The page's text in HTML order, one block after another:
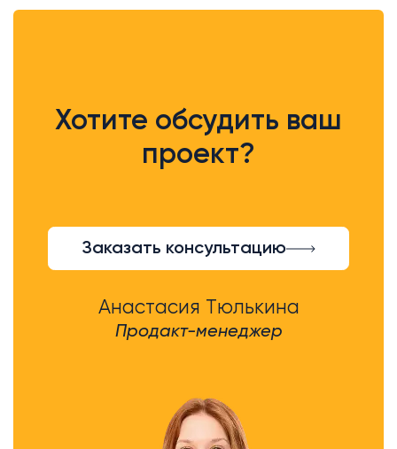
Хотите обсудить ваш
проект?
Заказать консультацию
Анастасия Тюлькина
Продакт-менеджер